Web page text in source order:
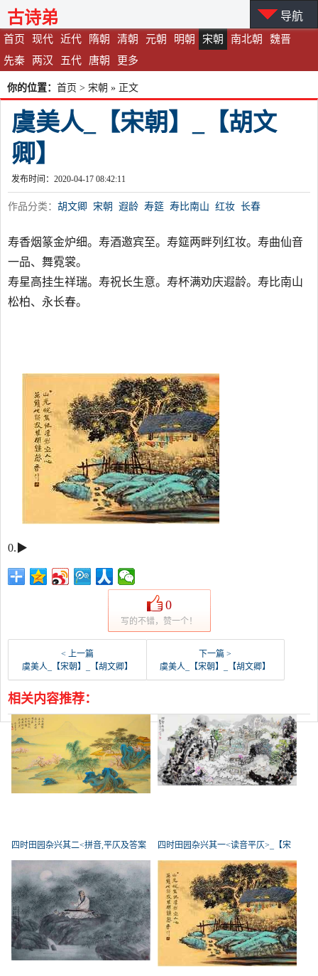
首页 现代 近代 隋朝 清朝 元朝 明朝 宋朝 南北朝
魏晋
先秦
两汉 五代 唐朝 更多
古诗弟 导航
你的位置： 首页 > 宋朝 » 正文
虞美人_【宋朝】_【胡文
卿】
发布时间：2020-04-17 08:42:11
作品分类： 胡文卿 宋朝 遐龄 寿筵 寿比南山 红妆 长春
寿香烟篆金炉细。寿酒邀宾至。寿筵两畔列红妆。寿曲仙音
一品、舞霓裳。
寿星高挂生祥瑞。寿祝长生意。寿杯满劝庆遐龄。寿比南山
松柏、永长春。
0.▶
0
写的不错，赞一个！
< 上一篇
虞美人_【宋朝】_【胡文卿】
下一篇 >
虞美人_【宋朝】_【胡文卿】
相关内容推荐：
四时田园杂兴其二<拼音,平仄及答案 四时田园杂兴其一<读音平仄>_【宋